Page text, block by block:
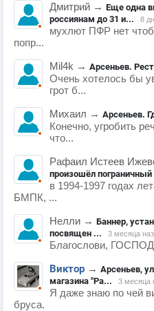
Дмитрий → Еще одна
россиянам до 31 и...
8
мухлют ПФР нет
попр...
Mil4k → Арсеньев.
Очень хотелось бы
грот б...
Михаил → Арсеньев.
Конечно, угробить
что...
Рафаил Истеев
произошёл
в 1994-1997 годах
БМПК, ...
Нелли → Баннер,
посвящен ...
3 месяца
Благослови,
Виктор → Арсеньев,
магазина "Ра...
3 месяца
Я даже знаю по чей
бруса.